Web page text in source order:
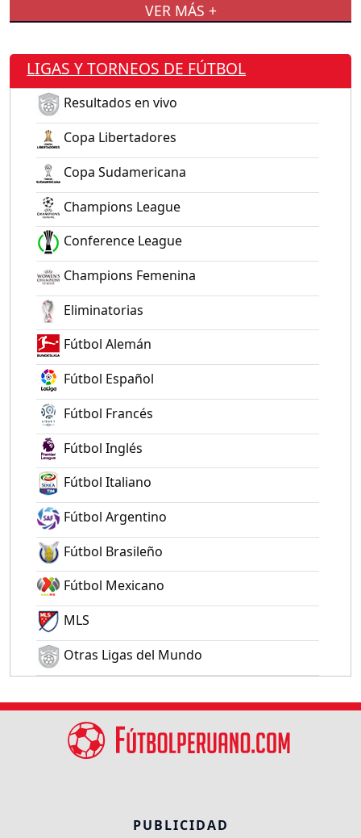
VER MÁS +
LIGAS Y TORNEOS DE FÚTBOL
Resultados en vivo
Copa Libertadores
Copa Sudamericana
Champions League
Conference League
Champions Femenina
Eliminatorias
Fútbol Alemán
Fútbol Español
Fútbol Francés
Fútbol Inglés
Fútbol Italiano
Fútbol Argentino
Fútbol Brasileño
Fútbol Mexicano
MLS
Otras Ligas del Mundo
PUBLICIDAD